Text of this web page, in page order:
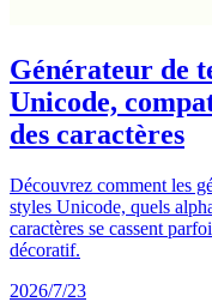
Générateur de
Unicode,
des caractères
Découvrez comment les
styles Unicode, quels
caractères se cassent
décoratif.
2026/7/23